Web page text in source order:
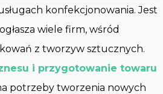
konfekcjonowania. Jest
wiele firm, wśród
z tworzyw sztucznych.
i przygotowanie towaru
potrzeby tworzenia nowych